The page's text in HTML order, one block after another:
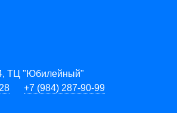
ТЦ "Юбилейный"
+7 (984) 287-90-99